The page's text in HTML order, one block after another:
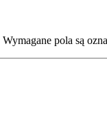
Wymagane pola są